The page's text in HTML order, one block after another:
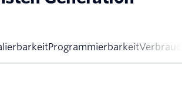
Programmierbarkeit